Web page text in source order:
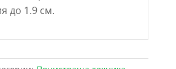
до 1.9 см.